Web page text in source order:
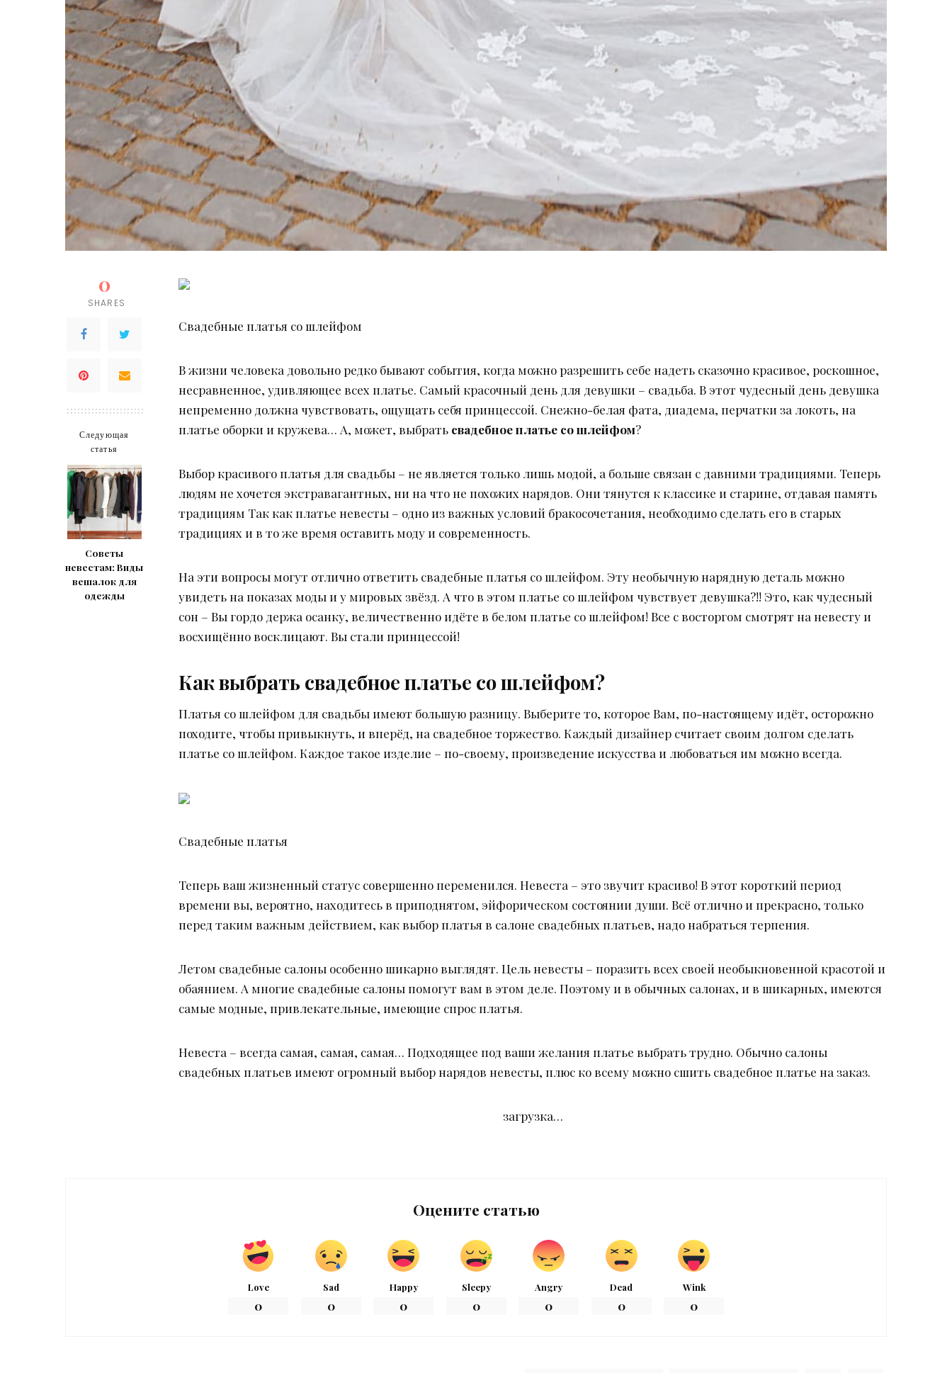
0
SHARES
Следующая
статья
Советы
невестам: Виды
вешалок для
одежды
Свадебные платья со шлейфом
В жизни человека довольно редко бывают события, когда можно разрешить себе надеть сказочно красивое, роскошное,
несравненное, удивляющее всех платье. Самый красочный день для девушки – свадьба. В этот чудесный день девушка
непременно должна чувствовать, ощущать себя принцессой. Снежно-белая фата, диадема, перчатки за локоть, на
платье оборки и кружева… А, может, выбрать свадебное платье со шлейфом?
Выбор красивого платья для свадьбы – не является только лишь модой, а больше связан с давними традициями. Теперь
людям не хочется экстравагантных, ни на что не похожих нарядов. Они тянутся к классике и старине, отдавая память
традициям Так как платье невесты – одно из важных условий бракосочетания, необходимо сделать его в старых
традициях и в то же время оставить моду и современность.
На эти вопросы могут отлично ответить свадебные платья со шлейфом. Эту необычную нарядную деталь можно
увидеть на показах моды и у мировых звёзд. А что в этом платье со шлейфом чувствует девушка?!! Это, как чудесный
сон – Вы гордо держа осанку, величественно идёте в белом платье со шлейфом! Все с восторгом смотрят на невесту и
восхищённо восклицают. Вы стали принцессой!
Как выбрать свадебное платье со шлейфом?
Платья со шлейфом для свадьбы имеют большую разницу. Выберите то, которое Вам, по-настоящему идёт, осторожно
походите, чтобы привыкнуть, и вперёд, на свадебное торжество. Каждый дизайнер считает своим долгом сделать
платье со шлейфом. Каждое такое изделие – по-своему, произведение искусства и любоваться им можно всегда.
Свадебные платья
Теперь ваш жизненный статус совершенно переменился. Невеста – это звучит красиво! В этот короткий период
времени вы, вероятно, находитесь в приподнятом, эйфорическом состоянии души. Всё отлично и прекрасно, только
перед таким важным действием, как выбор платья в салоне свадебных платьев, надо набраться терпения.
Летом свадебные салоны особенно шикарно выглядят. Цель невесты – поразить всех своей необыкновенной красотой и
обаянием. А многие свадебные салоны помогут вам в этом деле. Поэтому и в обычных салонах, и в шикарных, имеются
самые модные, привлекательные, имеющие спрос платья.
Невеста – всегда самая, самая, самая… Подходящее под ваши желания платье выбрать трудно. Обычно салоны
свадебных платьев имеют огромный выбор нарядов невесты, плюс ко всему можно сшить свадебное платье на заказ.
загрузка…
Оцените статью
Love
0
Sad
0
Happy
0
Sleepy
0
Angry
0
Dead
0
Wink
0